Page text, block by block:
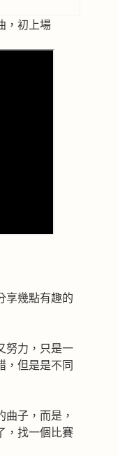
，初上場
享幾點有趣的
努力，只是一
，但是是不同
子，而是，
，找一個比賽